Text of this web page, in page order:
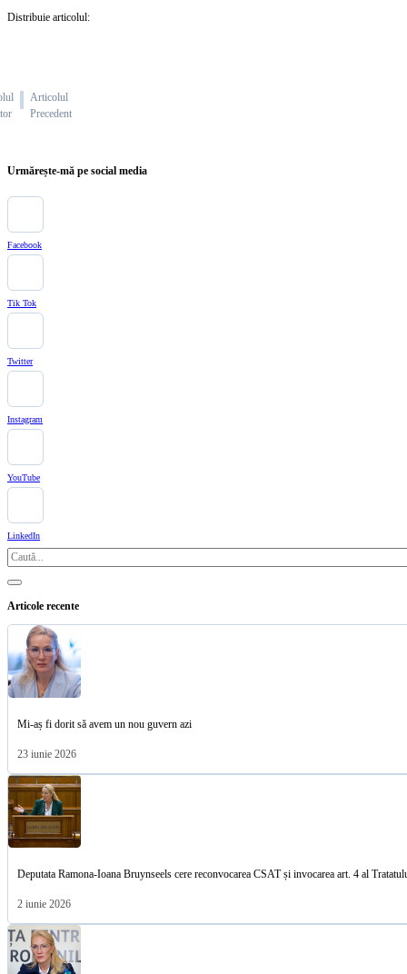
Distribuie articolul:
Articolul
Precedent
Urmărește-mă pe social media
Facebook
Tik Tok
Twitter
Instagram
YouTube
LinkedIn
Caută
Articole recente
Mi-aș fi dorit să avem un nou guvern azi
23 iunie 2026
Deputata Ramona-Ioana Bruynseels cere reconvocarea CSAT și invocarea art. 4 al
2 iunie 2026